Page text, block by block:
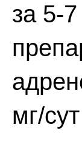
за 5-
мг/